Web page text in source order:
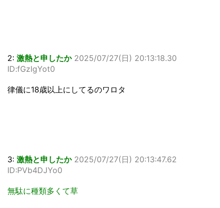
2: 激熱と申したか 2025/07/27(日) 20:13:18.30
ID:fGzIgYot0
律儀に18歳以上にしてるのワロタ
3: 激熱と申したか 2025/07/27(日) 20:13:47.62
ID:PVb4DJYo0
無駄に種類多くて草